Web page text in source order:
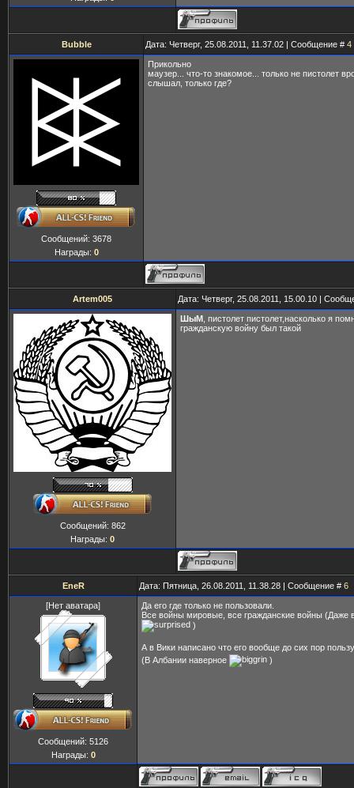
Bubble Дата: Четверг, 25.08.2011, 11.37.02 | Сообщение # 4
Сообщений: 3678
Награды: 0
Прикольно
маузер... что-то знакомое... только не пистолет
слышал, только где?
Artem005 Дата: Четверг, 25.08.2011, 15.00.10 |
Сообщений: 862
Награды: 0
ШыМ , пистолет пистолет,насколько я
гражданскую войну был такой
EneR Дата: Пятница, 26.08.2011, 11.38.28 | Сообщение # 6
[Нет аватара]
Сообщений: 5126
Награды: 0
Да его где только не пользовали.
Все войны мировые, все гражданские войны (Даже
)
А в Вики написано что его вообще до сих пор
(В Албании наверное
)